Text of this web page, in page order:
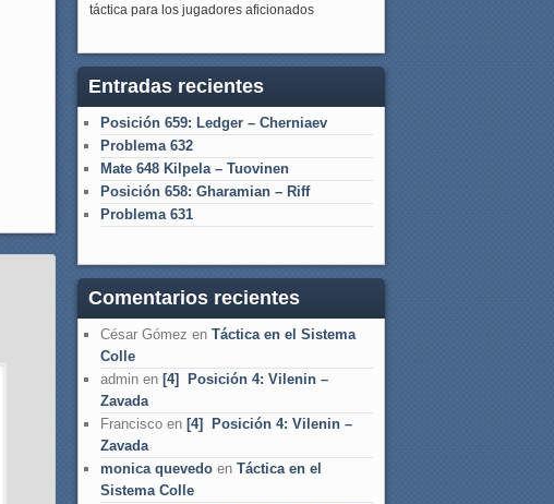
táctica para los jugadores aficionados
Entradas recientes
Posición 659: Ledger – Cherniaev
Problema 632
Mate 648 Kilpela – Tuovinen
Posición 658: Gharamian – Riff
Problema 631
Comentarios recientes
César Gómez en Táctica en el Sistema
Colle
admin en [4] Posición 4: Vilenin –
Zavada
Francisco en [4] Posición 4: Vilenin –
Zavada
monica quevedo en Táctica en el
Sistema Colle